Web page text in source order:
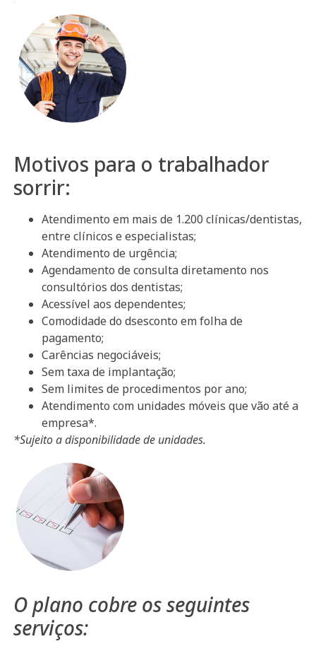
Motivos para o trabalhador
sorrir:
Atendimento em mais de 1.200 clínicas/dentistas,
entre clínicos e especialistas;
Atendimento de urgência;
Agendamento de consulta diretamento nos
consultórios dos dentistas;
Acessível aos dependentes;
Comodidade do dsesconto em folha de
pagamento;
Carências negociáveis;
Sem taxa de implantação;
Sem limites de procedimentos por ano;
Atendimento com unidades móveis que vão até a
empresa*.
*Sujeito a disponibilidade de unidades.
O plano cobre os seguintes
serviços: